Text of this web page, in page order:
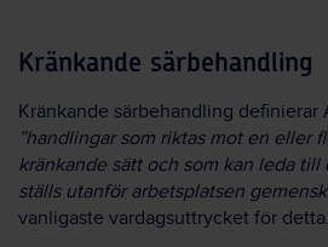
Kränkande särbehandling
Kränkande särbehandling
”handlingar som riktas mot en eller
kränkande sätt och som kan leda till
ställs utanför arbetsplatsen
vanligaste vardagsuttrycket för detta.